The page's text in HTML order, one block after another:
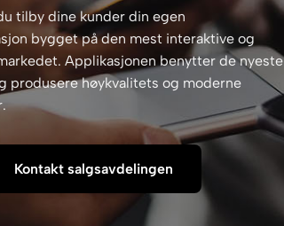
tilby dine kunder din egen
bygget på den mest interaktive og
Applikasjonen benytter de nyeste
produsere høykvalitets og moderne
Kontakt salgsavdelingen